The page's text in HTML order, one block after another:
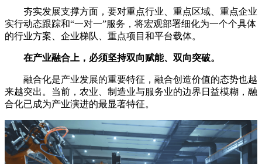
夯实发展支撑方面，要对重点行业、重点区域、重点企业
实行动态跟踪和“一对一”服务，将宏观部署细化为一个个具体
的行业方案、企业梯队、重点项目和平台载体。
在产业融合上，必须坚持双向赋能、双向突破。
融合化是产业发展的重要特征，融合创造价值的态势也越
来越突出。当前，农业、制造业与服务业的边界日益模糊，融
合化已成为产业演进的最显著特征。